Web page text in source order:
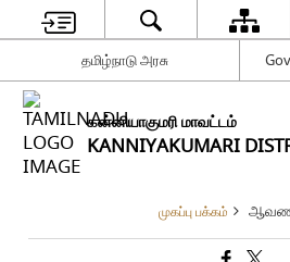
தமிழ்நாடு அரசு
கன்னியாகுமரி மாவட்டம்
KANNIYAKUMARI
முகப்பு பக்கம்